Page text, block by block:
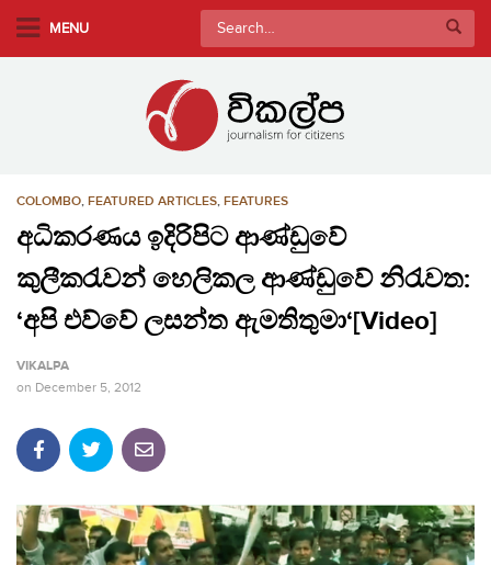
MENU
Search
for:
COLOMBO, FEATURED ARTICLES, FEATURES
අධිකරණය ඉදිරිපිට ආණ්ඩුවේ
කුලීකරැවන් හෙලිකල ආණ්ඩුවේ නිරැවත:
‘අපි එව්වේ ලසන්ත ඇමතිතුමා‘[Video]
VIKALPA
on December 5, 2012